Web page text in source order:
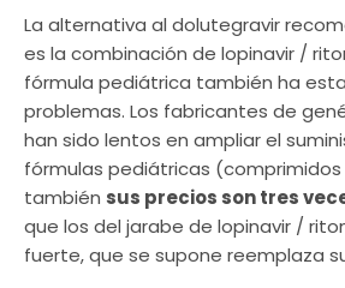
La alternativa al dolutegravir
es la combinación de lopinavir /
fórmula pediátrica también ha
problemas. Los fabricantes de
han sido lentos en ampliar el
fórmulas pediátricas (comprimidos
también sus precios son tres
que los del jarabe de lopinavir /
fuerte, que se supone reemplaza